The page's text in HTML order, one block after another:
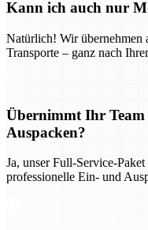
Kann ich auch nur
Natürlich! Wir übernehmen
Transporte – ganz nach
Übernimmt Ihr
Auspacken?
Ja, unser Full-Service-
professionelle Ein- und